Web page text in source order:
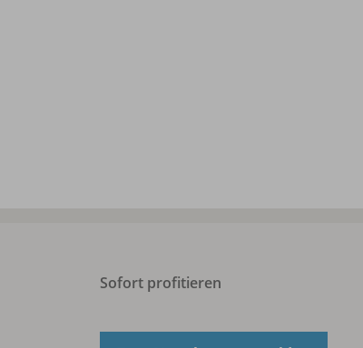
Sofort profitieren